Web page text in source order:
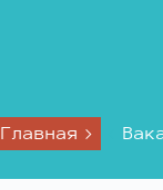
Главная